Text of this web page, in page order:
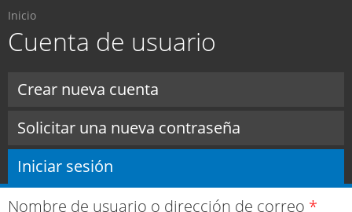
principal
Usted está aquí
Inicio
Cuenta de usuario
Crear nueva cuenta
Solicitar una nueva contraseña
Iniciar sesión
Nombre de usuario o dirección de correo *